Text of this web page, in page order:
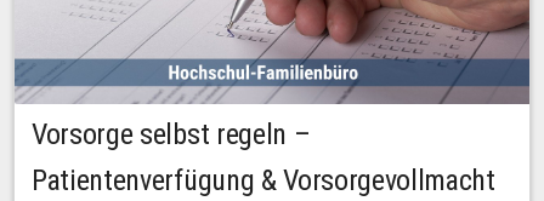
Vorsorge selbst regeln –
Patientenverfügung & Vorsorgevollmacht